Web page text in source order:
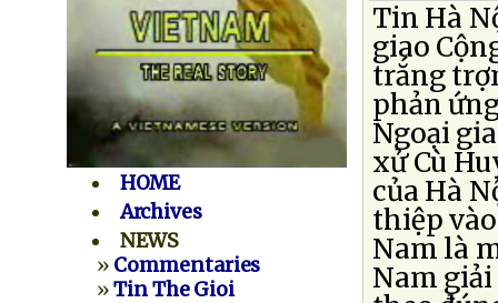
HOME
Archives
NEWS
» Commentaries
»Tin The Gioi
Tin Hà
giao
trắng
phản
Ngoại
xử Cù
của Hà
thiệp
Nam là
Nam